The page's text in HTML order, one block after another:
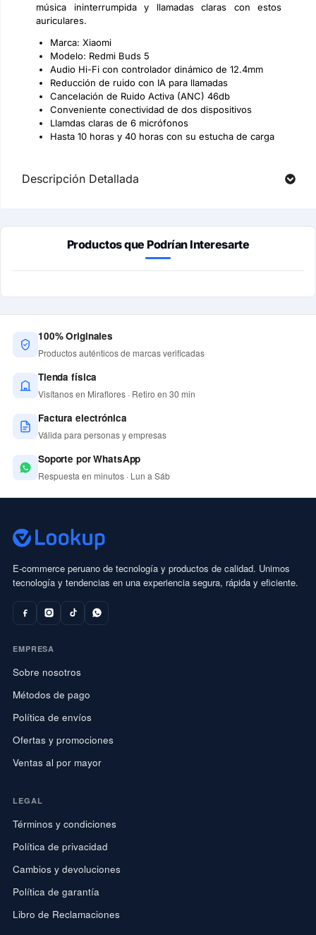
música ininterrumpida y llamadas claras con estos
auriculares.
Marca: Xiaomi
Modelo: Redmi Buds 5
Audio Hi-Fi con controlador dinámico de 12.4mm
Reducción de ruido con IA para llamadas
Cancelación de Ruido Activa (ANC) 46db
Conveniente conectividad de dos dispositivos
Llamdas claras de 6 micrófonos
Hasta 10 horas y 40 horas con su estucha de carga
Descripción Detallada
Productos que Podrían Interesarte
100% Originales
Productos auténticos de marcas verificadas
Tienda física
Visítanos en Miraflores · Retiro en 30 min
Factura electrónica
Válida para personas y empresas
Soporte por WhatsApp
Respuesta en minutos · Lun a Sáb
E-commerce peruano de tecnología y productos de calidad. Unimos
tecnología y tendencias en una experiencia segura, rápida y eficiente.
EMPRESA
Sobre nosotros
Métodos de pago
Política de envíos
Ofertas y promociones
Ventas al por mayor
LEGAL
Términos y condiciones
Política de privacidad
Cambios y devoluciones
Política de garantía
Libro de Reclamaciones